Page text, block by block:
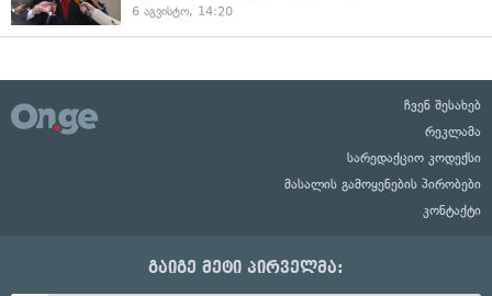
6 აგვისტო, 14:20
ჩვენ შესახებ
რეკლამა
სარედაქციო კოდექსი
მასალის გამოყენების პირობები
კონტაქტი
გაიგე მეტი პირველმა: